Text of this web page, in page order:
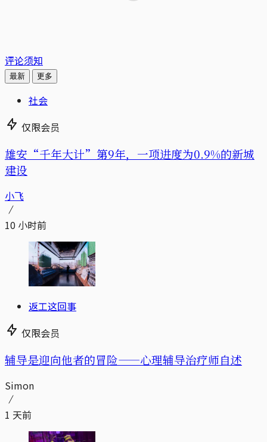
评论须知
最新 更多
社会
仅限会员
雄安“千年大计”第9年，一项进度为0.9%的新城
建设
小飞
10 小时前
返工这回事
仅限会员
辅导是迎向他者的冒险——心理辅导治疗师自述
Simon
1 天前